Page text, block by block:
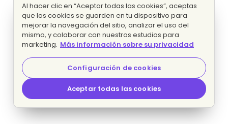
Al hacer clic en “Aceptar todas las cookies”, aceptas
que las cookies se guarden en tu dispositivo para
mejorar la navegación del sitio, analizar el uso del
mismo, y colaborar con nuestros estudios para
marketing. Más información sobre su privacidad
Configuración de cookies
Aceptar todas las cookies